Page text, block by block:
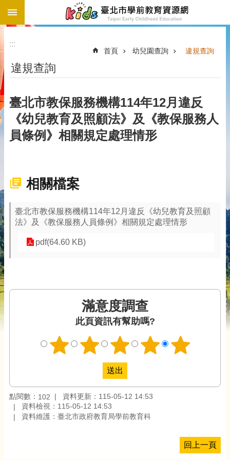
跳到主要內容區塊
:::
首頁 幼兒園查詢 違規查詢
違規查詢
臺北市教保服務機構114年12月違反
《幼兒教育及照顧法》及《教保服務人
員條例》相關規定處理情形
相關檔案
臺北市教保服務機構114年12月違反《幼兒教育及照顧
法》及《教保服務人員條例》相關規定處理情形
pdf(64.60 KB)
滿意度調查
此頁資訊有幫助嗎?
點閱數： 102
資料更新：115-05-12 14:53
資料檢視：115-05-12 14:53
資料維護：臺北市政府教育局學前教育科
回上一頁